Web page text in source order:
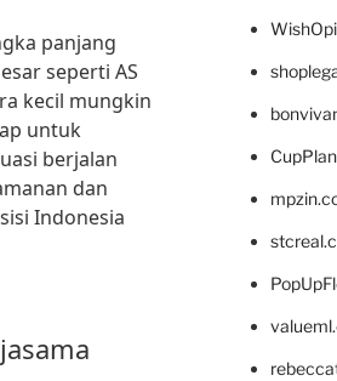
panjang
seperti AS
kecil mungkin
untuk
berjalan
dan
Indonesia